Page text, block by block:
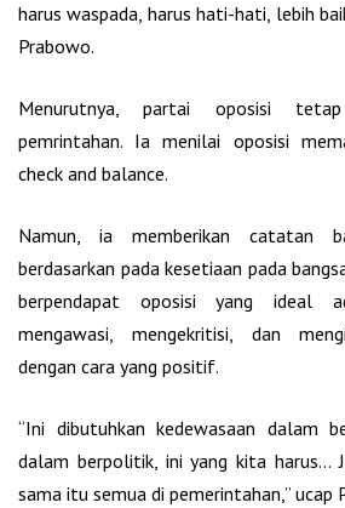
harus waspada, harus hati-hati, lebih
Prabowo.
Menurutnya, partai oposisi
pemrintahan. Ia menilai oposisi
check and balance.
Namun, ia memberikan catatan
berdasarkan pada kesetiaan pada
berpendapat oposisi yang ideal
mengawasi, mengekritisi, dan
dengan cara yang positif.
“Ini dibutuhkan kedewasaan dalam
dalam berpolitik, ini yang kita harus…
sama itu semua di pemerintahan,” ucap